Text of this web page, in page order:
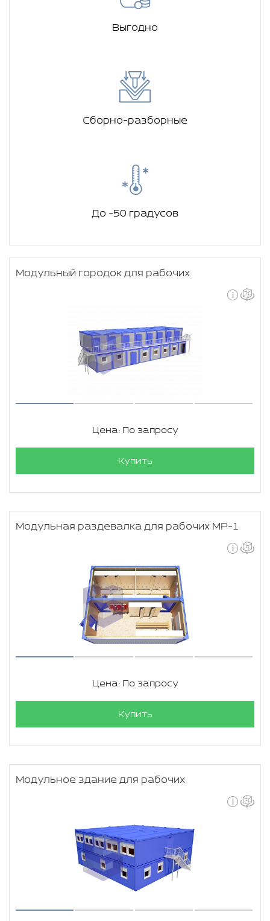
Выгодно
Сборно-разборные
До -50 градусов
Модульный городок для рабочих
Цена: По запросу
Купить
Модульная раздевалка для рабочих МР-1
Цена: По запросу
Купить
Модульное здание для рабочих